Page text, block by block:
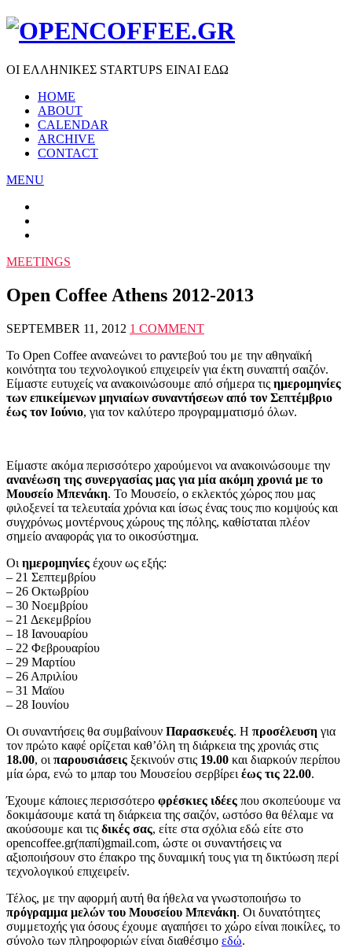
ΟΙ ΕΛΛΗΝΙΚΕΣ STARTUPS ΕΙΝΑΙ ΕΔΩ
HOME
ABOUT
CALENDAR
ARCHIVE
CONTACT
MENU
MEETINGS
Open Coffee Athens 2012-2013
SEPTEMBER 11, 2012 1 COMMENT
To Open Coffee ανανεώνει το ραντεβού του με την αθηναϊκή
κοινότητα του τεχνολογικού επιχειρείν για έκτη συναπτή σαιζόν.
Είμαστε ευτυχείς να ανακοινώσουμε από σήμερα τις ημερομηνίες
των επικείμενων μηνιαίων συναντήσεων από τον Σεπτέμβριο
έως τον Ιούνιο, για τον καλύτερο προγραμματισμό όλων.
Είμαστε ακόμα περισσότερο χαρούμενοι να ανακοινώσουμε την
ανανέωση της συνεργασίας μας για μία ακόμη χρονιά με το
Μουσείο Μπενάκη. Το Μουσείο, ο εκλεκτός χώρος που μας
φιλοξενεί τα τελευταία χρόνια και ίσως ένας τους πιο κομψούς και
συγχρόνως μοντέρνους χώρους της πόλης, καθίσταται πλέον
σημείο αναφοράς για το οικοσύστημα.
Οι ημερομηνίες έχουν ως εξής:
– 21 Σεπτεμβρίου
– 26 Οκτωβρίου
– 30 Νοεμβρίου
– 21 Δεκεμβρίου
– 18 Ιανουαρίου
– 22 Φεβρουαρίου
– 29 Μαρτίου
– 26 Απριλίου
– 31 Μαϊου
– 28 Ιουνίου
Οι συναντήσεις θα συμβαίνουν Παρασκευές. Η προσέλευση για
τον πρώτο καφέ ορίζεται καθ’όλη τη διάρκεια της χρονιάς στις
18.00, οι παρουσιάσεις ξεκινούν στις 19.00 και διαρκούν περίπου
μία ώρα, ενώ το μπαρ του Μουσείου σερβίρει έως τις 22.00.
Έχουμε κάποιες περισσότερο φρέσκιες ιδέες που σκοπεύουμε να
δοκιμάσουμε κατά τη διάρκεια της σαιζόν, ωστόσο θα θέλαμε να
ακούσουμε και τις δικές σας, είτε στα σχόλια εδώ είτε στο
opencoffee.gr(παπί)gmail.com, ώστε οι συναντήσεις να
αξιοποιήσουν στο έπακρο της δυναμική τους για τη δικτύωση περί
τεχνολογικού επιχειρείν.
Τέλος, με την αφορμή αυτή θα ήθελα να γνωστοποιήσω το
πρόγραμμα μελών του Μουσείου Μπενάκη. Οι δυνατότητες
συμμετοχής για όσους έχουμε αγαπήσει το χώρο είναι ποικίλες, το
σύνολο των πληροφοριών είναι διαθέσιμο εδώ.